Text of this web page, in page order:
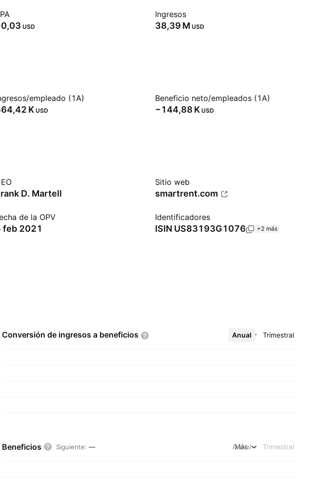
USD
Ingresos
‪38,39 M‬ USD
empleado (1A)
K‬ USD
Beneficio neto/empleados (1A)
‪−144,88 K‬ USD
D. Martell
Sitio web
smartrent.com
de la OPV
feb 2021
Identificadores
ISIN US83193G1076 +2 más
Conversión de ingresos a beneficios Anual Trimestral
Más
Beneficios Siguiente: — Anual Trimestral
Más